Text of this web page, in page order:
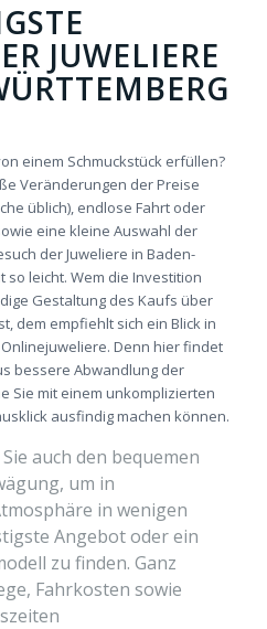
JUWELIERE
einem Schmuckstück erfüllen?
Veränderungen der Preise
üblich), endlose Fahrt­ oder
eine kleine Auswahl der
der Juweliere in Baden-
leicht. Wem die Investition
Gestaltung des Kaufs über
dem empfiehlt sich ein Blick in
Denn hier findet
bessere Abwandlung der
Sie mit einem unkomplizierten
ausfindig machen können.
auch den bequemen
um in
in wenigen
Angebot oder ein
zu finden. Ganz
Fahrkosten sowie